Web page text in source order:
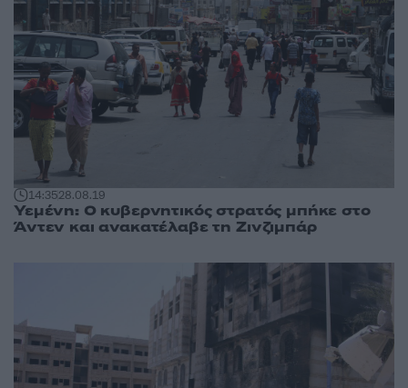
14:3528.08.19
Υεμένη: Ο κυβερνητικός στρατός μπήκε στο
Άντεν και ανακατέλαβε τη Ζινζιμπάρ